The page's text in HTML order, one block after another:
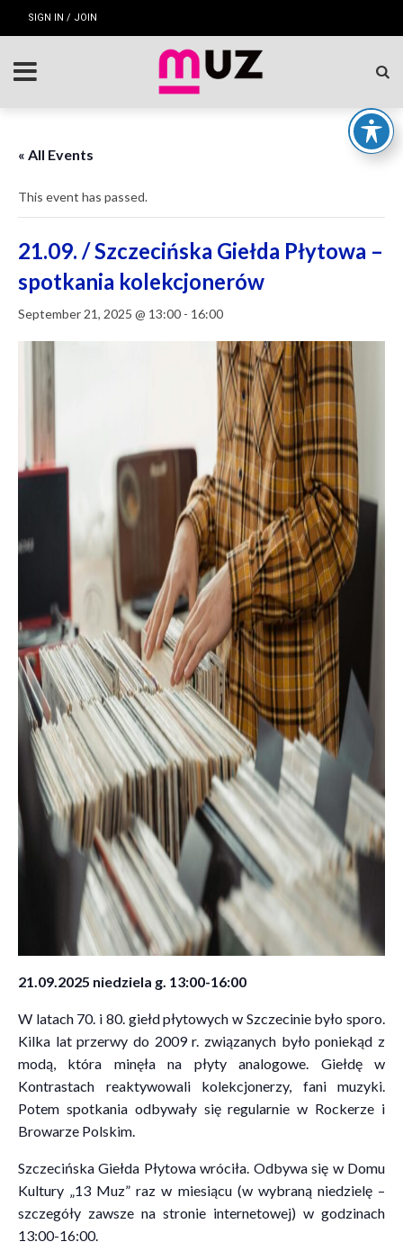
SIGN IN / JOIN
« All Events
This event has passed.
21.09. / Szczecińska Giełda Płytowa –
spotkania kolekcjonerów
September 21, 2025 @ 13:00 - 16:00
21.09.2025 niedziela g. 13:00-16:00
W latach 70. i 80. giełd płytowych w Szczecinie było sporo.
Kilka lat przerwy do 2009 r. związanych było poniekąd z
modą, która minęła na płyty analogowe. Giełdę w
Kontrastach reaktywowali kolekcjonerzy, fani muzyki.
Potem spotkania odbywały się regularnie w Rockerze i
Browarze Polskim.
Szczecińska Giełda Płytowa wróciła. Odbywa się w Domu
Kultury „13 Muz” raz w miesiącu (w wybraną niedzielę –
szczegóły zawsze na stronie internetowej) w godzinach
13:00-16:00.